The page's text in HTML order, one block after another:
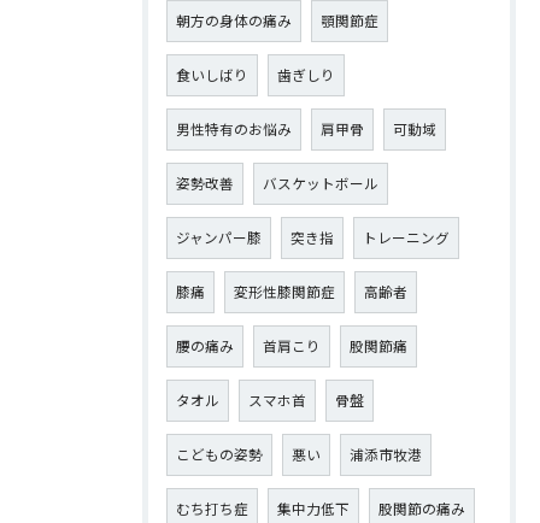
朝方の身体の痛み 顎関節症
食いしばり 歯ぎしり
男性特有のお悩み 肩甲骨 可動域
姿勢改善 バスケットボール
ジャンパー膝 突き指 トレーニング
膝痛 変形性膝関節症 高齢者
腰の痛み 首肩こり 股関節痛
タオル スマホ首 骨盤
こどもの姿勢 悪い 浦添市牧港
むち打ち症 集中力低下 股関節の痛み